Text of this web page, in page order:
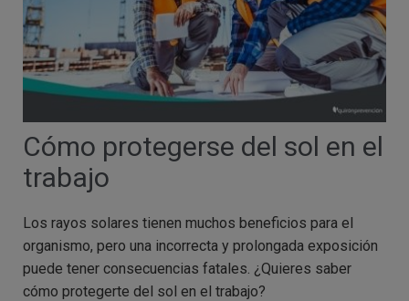
Cómo protegerse del sol en el
trabajo
Los rayos solares tienen muchos beneficios para el
organismo, pero una incorrecta y prolongada exposición
puede tener consecuencias fatales. ¿Quieres saber
cómo protegerte del sol en el trabajo?